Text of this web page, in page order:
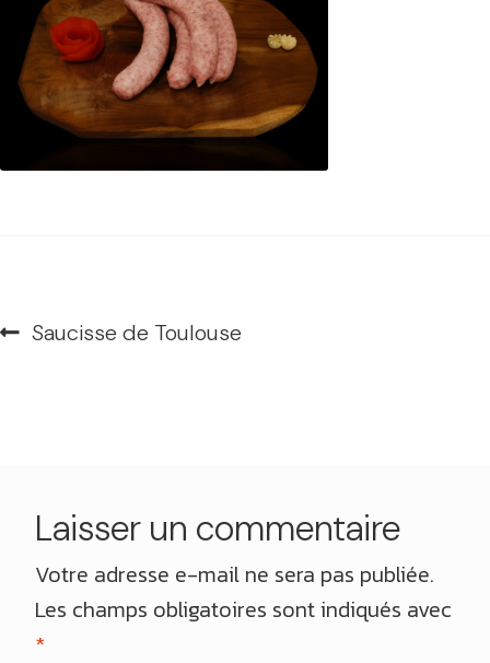
Navigation
Article
Saucisse de Toulouse
Laisser un commentaire
Votre adresse e-mail ne sera pas publiée.
Les champs obligatoires sont indiqués avec
*